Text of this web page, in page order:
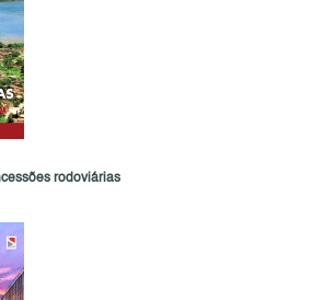
rodoviárias